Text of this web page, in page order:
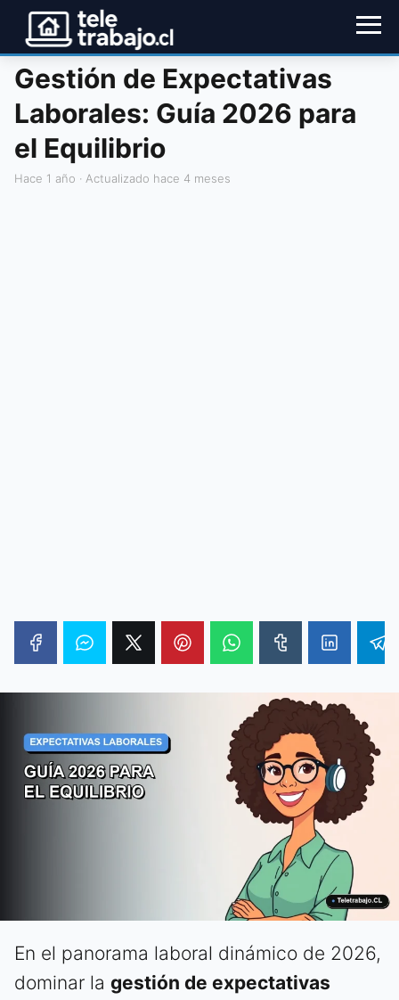
Gestión de Expectativas
Laborales: Guía 2026 para
el Equilibrio
hace 1 año · Actualizado hace 4 meses
En el panorama laboral dinámico de 2026,
dominar la gestión de expectativas